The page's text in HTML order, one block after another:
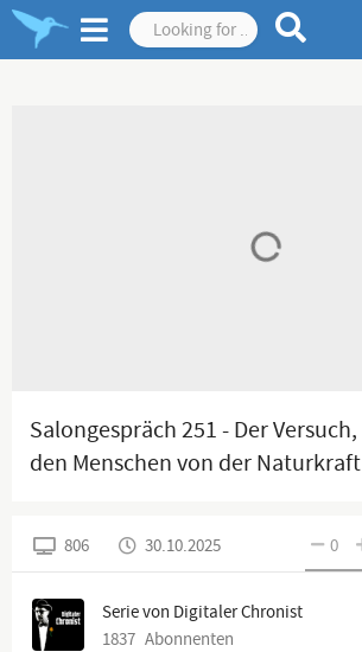
Salongespräch 251 - Der Versuch,
den Menschen von der Naturkraft
0
806 30.10.2025
Serie von Digitaler Chronist
1837 Abonnenten